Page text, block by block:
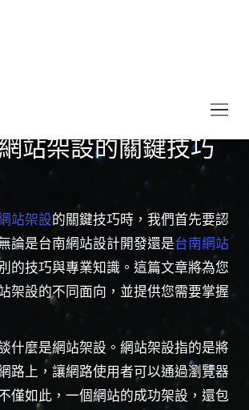
站架設的關鍵技巧
站架設的關鍵技巧時，我們首先要認
論是台南網站設計開發還是台南網站
的技巧與專業知識。這篇文章將為您
架設的不同面向，並提供您需要掌握
什麼是網站架設。網站架設指的是將
路上，讓網路使用者可以通過瀏覽器
僅如此，一個網站的成功架設，還包